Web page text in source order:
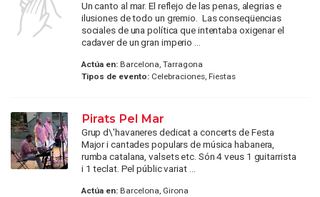
Un canto al mar. El reflejo de las penas, alegrias e
ilusiones de todo un gremio. Las conseqüencias
sociales de una política que intentaba oxigenar el
cadaver de un gran imperio ...
Actúa en:Barcelona, Tarragona
Tipos de evento:Celebraciones, Fiestas
Pirats Pel Mar
Grup d\'havaneres dedicat a concerts de Festa
Major i cantades populars de música habanera,
rumba catalana, valsets etc. Són 4 veus 1 guitarrista
i 1 teclat. Pel públic variat ...
Actúa en:Barcelona, Girona